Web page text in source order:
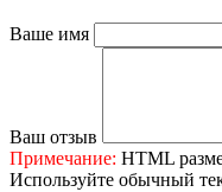
Ваше имя
Ваш отзыв
Примечание: HTML
Используйте обычный